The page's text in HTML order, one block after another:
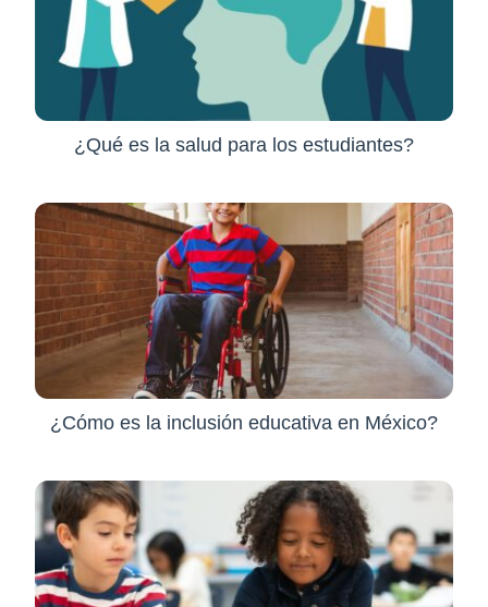
¿Qué es la salud para los estudiantes?
¿Cómo es la inclusión educativa en México?